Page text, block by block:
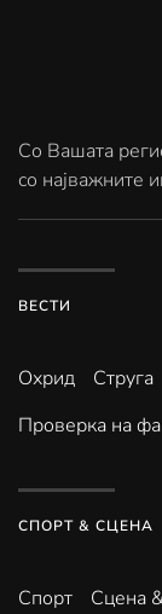
Со Вашата
со најважните
ВЕСТИ
Охрид Струга
Проверка на
СПОРТ & СЦЕНА
Спорт Сцена